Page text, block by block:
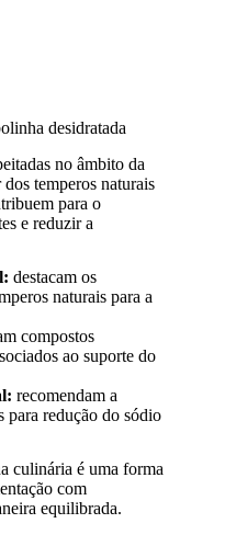
desidratada
no âmbito da
temperos naturais
para o
e reduzir a
destacam os
naturais para a
compostos
ao suporte do
recomendam a
para redução do sódio
culinária é uma forma
com
equilibrada.